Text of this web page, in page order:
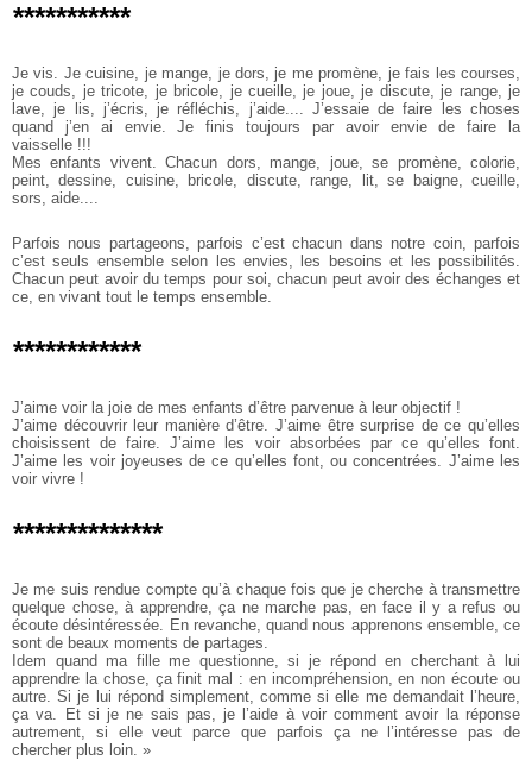
***********
Je vis. Je cuisine, je mange, je dors, je me promène, je fais les courses,
je couds, je tricote, je bricole, je cueille, je joue, je discute, je range, je
lave, je lis, j’écris, je réfléchis, j’aide.... J’essaie de faire les choses
quand j’en ai envie. Je finis toujours par avoir envie de faire la
vaisselle !!!
Mes enfants vivent. Chacun dors, mange, joue, se promène, colorie,
peint, dessine, cuisine, bricole, discute, range, lit, se baigne, cueille,
sors, aide....
Parfois nous partageons, parfois c’est chacun dans notre coin, parfois
c’est seuls ensemble selon les envies, les besoins et les possibilités.
Chacun peut avoir du temps pour soi, chacun peut avoir des échanges et
ce, en vivant tout le temps ensemble.
************
J’aime voir la joie de mes enfants d’être parvenue à leur objectif !
J’aime découvrir leur manière d’être. J’aime être surprise de ce qu’elles
choisissent de faire. J’aime les voir absorbées par ce qu’elles font.
J’aime les voir joyeuses de ce qu’elles font, ou concentrées. J’aime les
voir vivre !
**************
Je me suis rendue compte qu’à chaque fois que je cherche à transmettre
quelque chose, à apprendre, ça ne marche pas, en face il y a refus ou
écoute désintéressée. En revanche, quand nous apprenons ensemble, ce
sont de beaux moments de partages.
Idem quand ma fille me questionne, si je répond en cherchant à lui
apprendre la chose, ça finit mal : en incompréhension, en non écoute ou
autre. Si je lui répond simplement, comme si elle me demandait l’heure,
ça va. Et si je ne sais pas, je l’aide à voir comment avoir la réponse
autrement, si elle veut parce que parfois ça ne l’intéresse pas de
chercher plus loin. »